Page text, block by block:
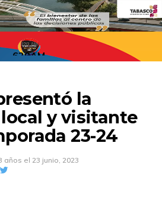
620AM
la
y visitante
23-24
años el 23 junio, 2023